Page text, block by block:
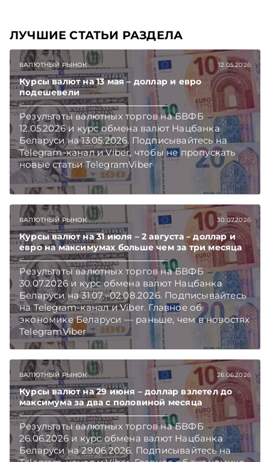
ЛУЧШИЕ СТАТЬИ РАЗДЕЛА
ВАЛЮТНЫЙ РЫНОК 12.05.2026
Курсы валют на 13 мая – доллар и евро
подешевели
Результаты валютных торгов на БВФБ
12.05.2026 и курс обмена валют Нацбанка
Беларуси на 13.05.2026. Подписывайтесь на
Telegram‑канал и Viber, чтобы не пропускать
новые статьи TelegramViber
ВАЛЮТНЫЙ РЫНОК 30.07.2026
Курсы валют на 31 июля – 2 августа – доллар и
евро на максимумах больше чем за три месяца
Результаты валютных торгов на БВФБ
30.07.2026 и курс обмена валют Нацбанка
Беларуси на 31.07.–02.08.2026. Подписывайтесь
на Telegram‑канал и Viber. Главное об
экономике Беларуси — раньше, чем в новостях
TelegramViber
ВАЛЮТНЫЙ РЫНОК 26.06.2026
Курсы валют на 29 июня – доллар взлетел до
максимума за два с половиной месяца
Результаты валютных торгов на БВФБ
26.06.2026 и курс обмена валют Нацбанка
Беларуси на 29.06.2026. Подписывайтесь на